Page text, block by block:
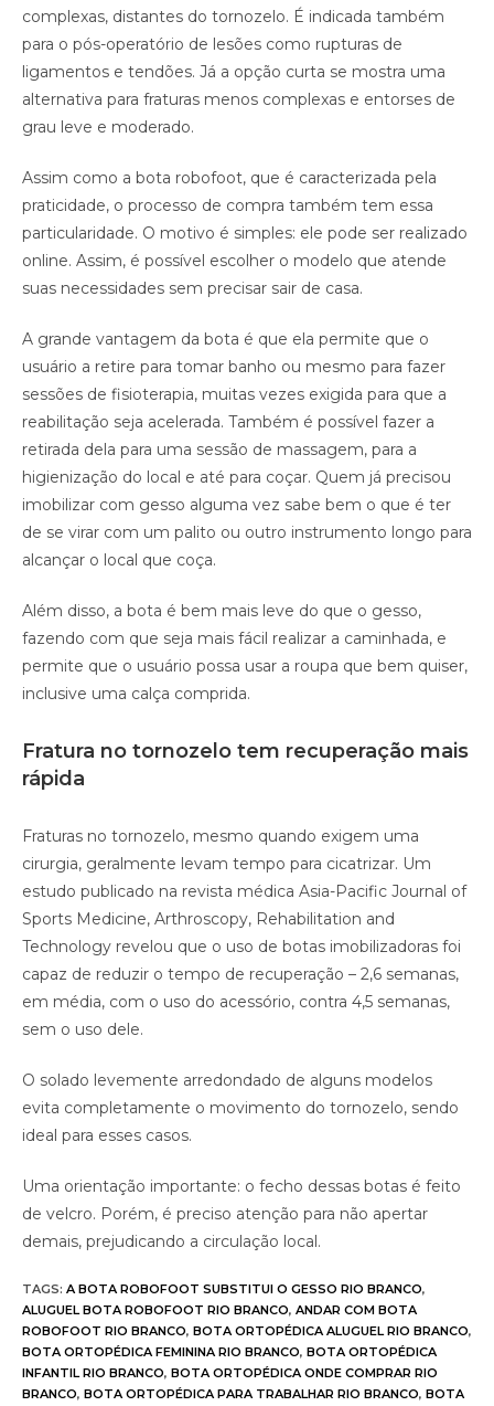
complexas, distantes do tornozelo. É indicada também
para o pós-operatório de lesões como rupturas de
ligamentos e tendões. Já a opção curta se mostra uma
alternativa para fraturas menos complexas e entorses de
grau leve e moderado.
Assim como a bota robofoot, que é caracterizada pela
praticidade, o processo de compra também tem essa
particularidade. O motivo é simples: ele pode ser realizado
online. Assim, é possível escolher o modelo que atende
suas necessidades sem precisar sair de casa.
A grande vantagem da bota é que ela permite que o
usuário a retire para tomar banho ou mesmo para fazer
sessões de fisioterapia, muitas vezes exigida para que a
reabilitação seja acelerada. Também é possível fazer a
retirada dela para uma sessão de massagem, para a
higienização do local e até para coçar. Quem já precisou
imobilizar com gesso alguma vez sabe bem o que é ter
de se virar com um palito ou outro instrumento longo para
alcançar o local que coça.
Além disso, a bota é bem mais leve do que o gesso,
fazendo com que seja mais fácil realizar a caminhada, e
permite que o usuário possa usar a roupa que bem quiser,
inclusive uma calça comprida.
Fratura no tornozelo tem recuperação mais
rápida
Fraturas no tornozelo, mesmo quando exigem uma
cirurgia, geralmente levam tempo para cicatrizar. Um
estudo publicado na revista médica Asia-Pacific Journal of
Sports Medicine, Arthroscopy, Rehabilitation and
Technology revelou que o uso de botas imobilizadoras foi
capaz de reduzir o tempo de recuperação – 2,6 semanas,
em média, com o uso do acessório, contra 4,5 semanas,
sem o uso dele.
O solado levemente arredondado de alguns modelos
evita completamente o movimento do tornozelo, sendo
ideal para esses casos.
Uma orientação importante: o fecho dessas botas é feito
de velcro. Porém, é preciso atenção para não apertar
demais, prejudicando a circulação local.
TAGS: A BOTA ROBOFOOT SUBSTITUI O GESSO RIO BRANCO,
ALUGUEL BOTA ROBOFOOT RIO BRANCO, ANDAR COM BOTA
ROBOFOOT RIO BRANCO, BOTA ORTOPÉDICA ALUGUEL RIO BRANCO,
BOTA ORTOPÉDICA FEMININA RIO BRANCO, BOTA ORTOPÉDICA
INFANTIL RIO BRANCO, BOTA ORTOPÉDICA ONDE COMPRAR RIO
BRANCO, BOTA ORTOPÉDICA PARA TRABALHAR RIO BRANCO, BOTA